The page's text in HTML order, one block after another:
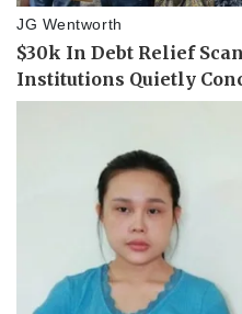
Tư vấn luật